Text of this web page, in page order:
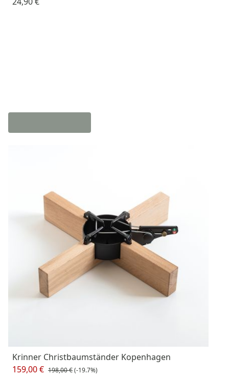
Krinner Christbaumständer Kopenhagen
159,00 € 198,00 €(-19.7%)